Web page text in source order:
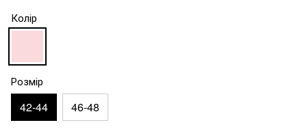
Колір
Розмір
42-44 46-48